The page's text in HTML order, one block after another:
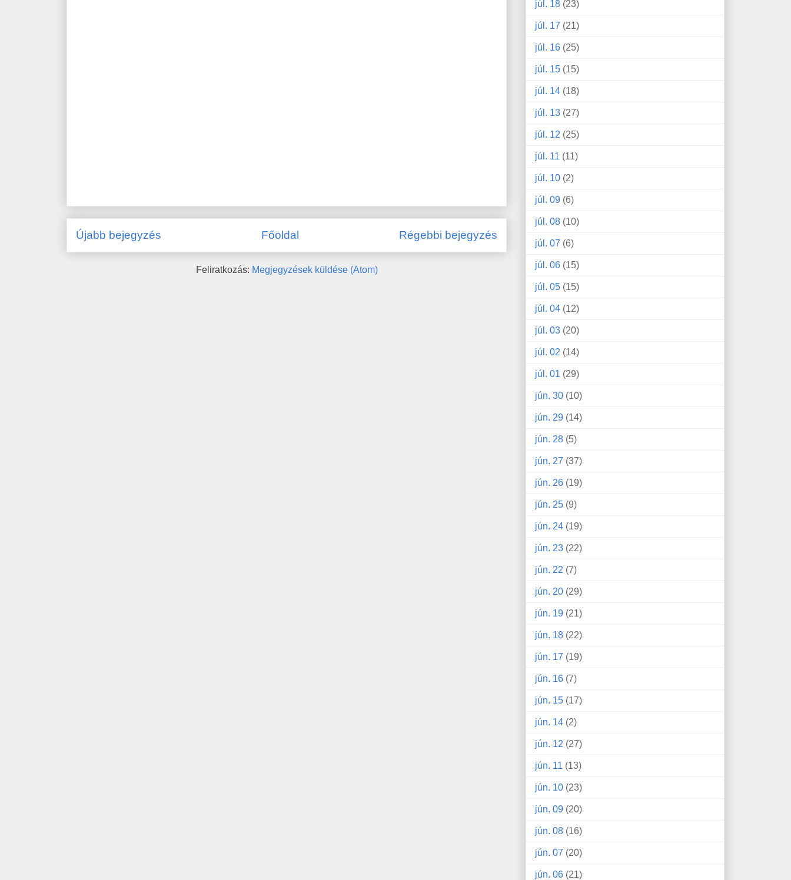
Újabb bejegyzés Régebbi bejegyzés
Főoldal
Feliratkozás: Megjegyzések küldése (Atom)
júl. 18 (23)
júl. 17 (21)
júl. 16 (25)
júl. 15 (15)
júl. 14 (18)
júl. 13 (27)
júl. 12 (25)
júl. 11 (11)
júl. 10 (2)
júl. 09 (6)
júl. 08 (10)
júl. 07 (6)
júl. 06 (15)
júl. 05 (15)
júl. 04 (12)
júl. 03 (20)
júl. 02 (14)
júl. 01 (29)
jún. 30 (10)
jún. 29 (14)
jún. 28 (5)
jún. 27 (37)
jún. 26 (19)
jún. 25 (9)
jún. 24 (19)
jún. 23 (22)
jún. 22 (7)
jún. 20 (29)
jún. 19 (21)
jún. 18 (22)
jún. 17 (19)
jún. 16 (7)
jún. 15 (17)
jún. 14 (2)
jún. 12 (27)
jún. 11 (13)
jún. 10 (23)
jún. 09 (20)
jún. 08 (16)
jún. 07 (20)
jún. 06 (21)